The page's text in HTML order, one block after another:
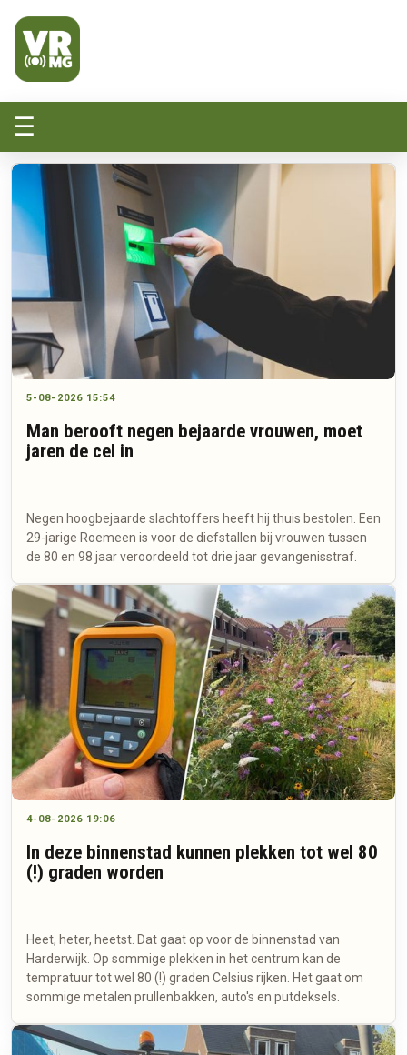
☰
5-08-2026 15:54
Man berooft negen bejaarde vrouwen, moet
jaren de cel in
Negen hoogbejaarde slachtoffers heeft hij thuis bestolen. Een
29-jarige Roemeen is voor de diefstallen bij vrouwen tussen
de 80 en 98 jaar veroordeeld tot drie jaar gevangenisstraf.
4-08-2026 19:06
In deze binnenstad kunnen plekken tot wel 80
(!) graden worden
Heet, heter, heetst. Dat gaat op voor de binnenstad van
Harderwijk. Op sommige plekken in het centrum kan de
tempratuur tot wel 80 (!) graden Celsius rijken. Het gaat om
sommige metalen prullenbakken, auto's en putdeksels.